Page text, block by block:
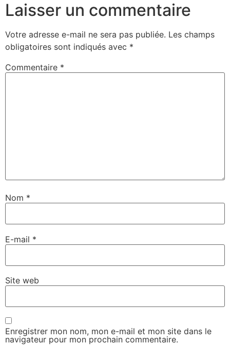
Laisser un commentaire
Votre adresse e-mail ne sera pas publiée. Les champs
obligatoires sont indiqués avec *
Commentaire *
Nom *
E-mail *
Site web
Enregistrer mon nom, mon e-mail et mon site dans le
navigateur pour mon prochain commentaire.